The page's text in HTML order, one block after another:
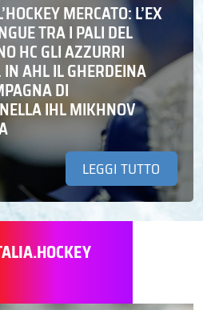
MERCATO: L’EX
TRA I PALI DEL
HC GLI AZZURRI
AHL IL GHERDEINA
DI
IHL MIKHNOV
LEGGI TUTTO